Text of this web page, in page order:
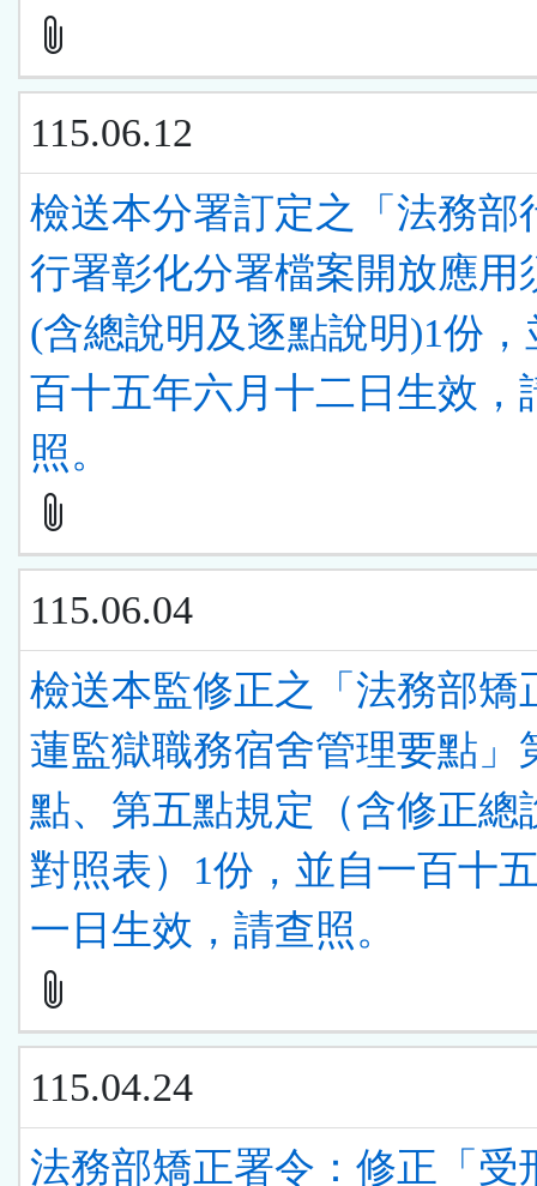
115.06.12
檢送本分署訂定之「法務部
行署彰化分署檔案開放應用
(含總說明及逐點說明)1份，
百十五年六月十二日生效，
照。
115.06.04
檢送本監修正之「法務部矯
蓮監獄職務宿舍管理要點」
點、第五點規定（含修正總
對照表）1份，並自一百十
一日生效，請查照。
115.04.24
法務部矯正署令：修正「受